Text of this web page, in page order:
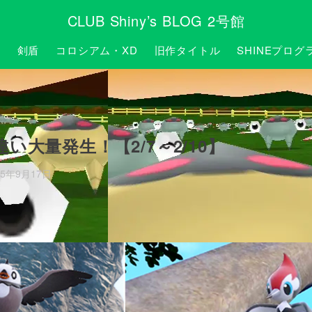
CLUB Shiny’s BLOG 2号館
剣盾 コロシアム・XD 旧作タイトル SHINEプログ
大量発生！【2/7～2/10】
年9月17日